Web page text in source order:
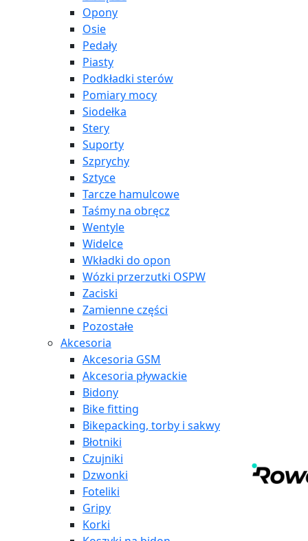
Opony
Osie
Pedały
Piasty
Podkładki sterów
Pomiary mocy
Siodełka
Stery
Suporty
Szprychy
Sztyce
Tarcze hamulcowe
Taśmy na obręcz
Wentyle
Widelce
Wkładki do opon
Wózki przerzutki OSPW
Zaciski
Zamienne części
Pozostałe
Akcesoria
Akcesoria GSM
Akcesoria pływackie
Bidony
Bike fitting
Bikepacking, torby i sakwy
Błotniki
Czujniki
Dzwonki
Foteliki
Gripy
Korki